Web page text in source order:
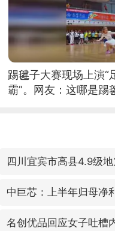
踢毽子大赛现场上演“
霸”。网友：这哪是踢
四川宜宾市高县4.9级
中巨芯：上半年归母净
名创优品回应女子吐槽